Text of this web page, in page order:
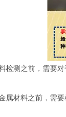
之前，需要对手
料之前，需要根